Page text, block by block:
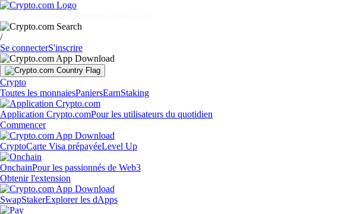
/
Se connecterS'inscrire
Crypto
Toutes les monnaiesPaniersEarnStaking
Application Crypto.comPour les utilisateurs du quotidien
Commencer
CryptoCarte Visa prépayéeLevel Up
OnchainPour les passionnés de Web3
Obtenir l'extension
SwapStakerExplorer les dApps